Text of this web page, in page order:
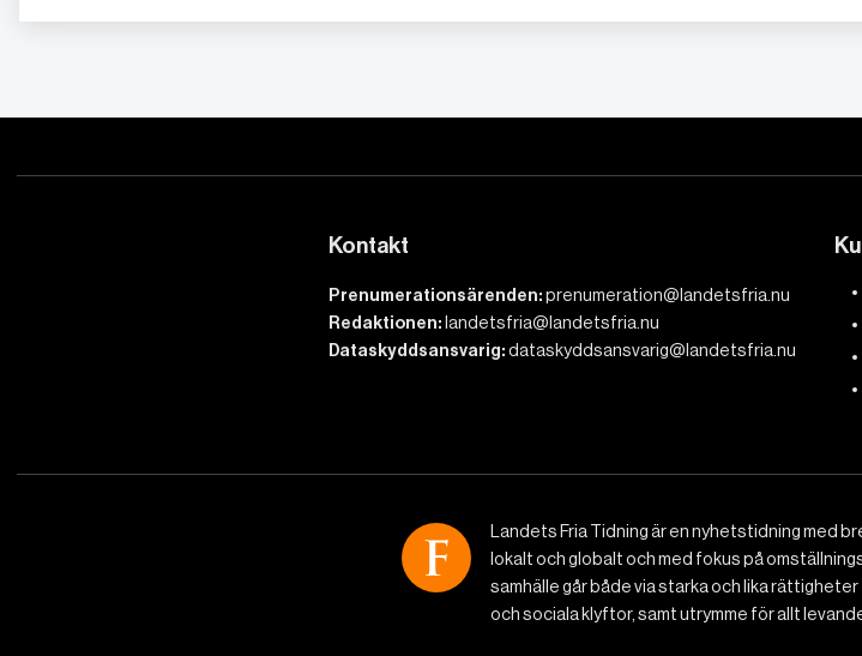
Kontakt
Prenumerationsärenden:prenumeration@landetsfria.nu
Redaktionen:landetsfria@landetsfria.nu
Dataskyddsansvarig:dataskyddsansvarig@landetsfria.nu
Landets Fria Tidning är en nyhetstidning med
lokalt och globalt och med fokus på
samhälle går både via starka och lika
och sociala klyftor, samt utrymme för allt